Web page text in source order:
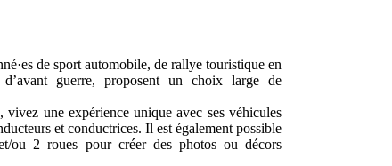
de sport automobile, de rallye touristique en
guerre, proposent un choix large de
une expérience unique avec ses véhicules
et conductrices. Il est également possible
ou 2 roues pour créer des photos ou décors